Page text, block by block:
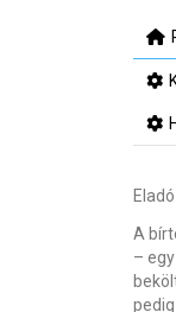
A
–